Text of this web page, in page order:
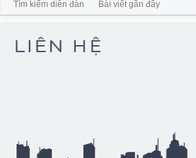
Tìm kiếm diễn đàn Bài viết gần đây